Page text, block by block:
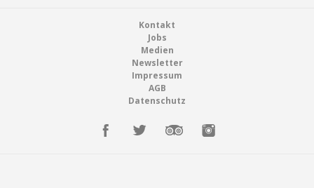
Kontakt
Jobs
Medien
Newsletter
Impressum
AGB
Datenschutz